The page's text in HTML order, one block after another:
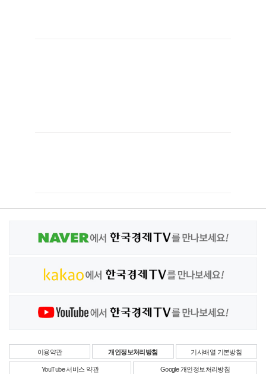
이용약관 개인정보처리방침 기사배열 기본방침
YouTube 서비스 약관 Google 개인정보처리방침